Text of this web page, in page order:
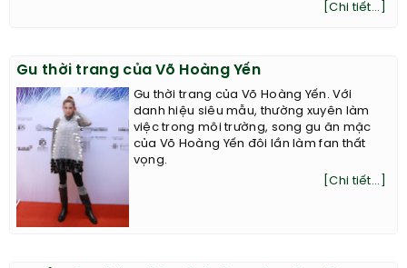
[Chi tiết...]
Gu thời trang của Võ Hoàng Yến
Gu thời trang của Võ Hoàng Yến. Với
danh hiệu siêu mẫu, thường xuyên làm
việc trong môi trường, song gu ăn mặc
của Võ Hoàng Yến đôi lần làm fan thất
vọng.
[Chi tiết...]